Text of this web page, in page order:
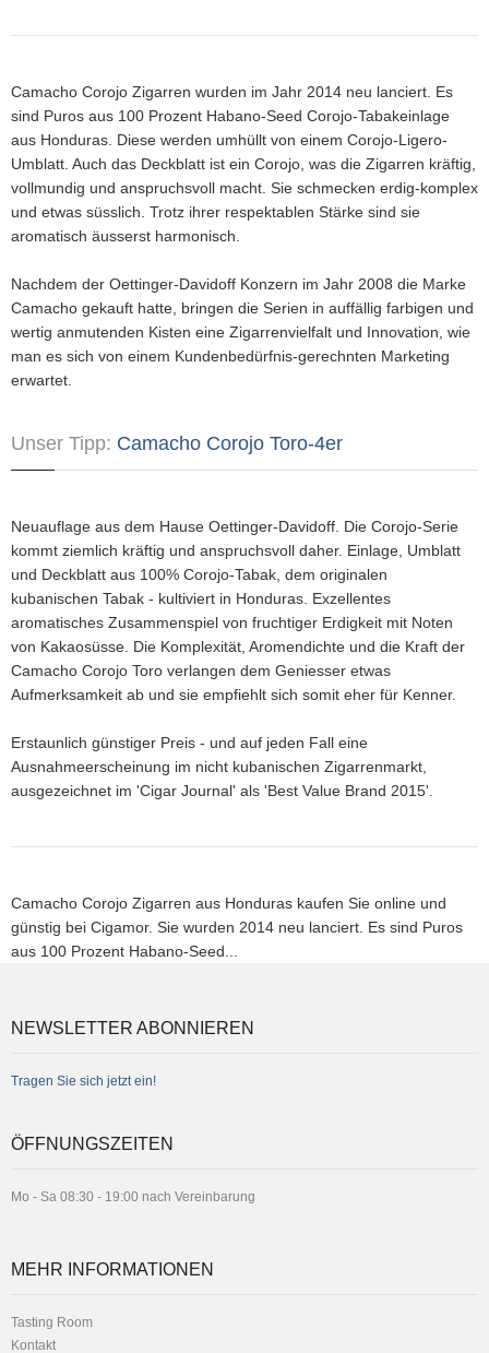
Camacho Corojo Zigarren wurden im Jahr 2014 neu lanciert. Es
sind Puros aus 100 Prozent Habano-Seed Corojo-Tabakeinlage
aus Honduras. Diese werden umhüllt von einem Corojo-Ligero-
Umblatt. Auch das Deckblatt ist ein Corojo, was die Zigarren kräftig,
vollmundig und anspruchsvoll macht. Sie schmecken erdig-komplex
und etwas süsslich. Trotz ihrer respektablen Stärke sind sie
aromatisch äusserst harmonisch.
Nachdem der Oettinger-Davidoff Konzern im Jahr 2008 die Marke
Camacho gekauft hatte, bringen die Serien in auffällig farbigen und
wertig anmutenden Kisten eine Zigarrenvielfalt und Innovation, wie
man es sich von einem Kundenbedürfnis-gerechnten Marketing
erwartet.
Unser Tipp: Camacho Corojo Toro-4er
Neuauflage aus dem Hause Oettinger-Davidoff. Die Corojo-Serie
kommt ziemlich kräftig und anspruchsvoll daher. Einlage, Umblatt
und Deckblatt aus 100% Corojo-Tabak, dem originalen
kubanischen Tabak - kultiviert in Honduras. Exzellentes
aromatisches Zusammenspiel von fruchtiger Erdigkeit mit Noten
von Kakaosüsse. Die Komplexität, Aromendichte und die Kraft der
Camacho Corojo Toro verlangen dem Geniesser etwas
Aufmerksamkeit ab und sie empfiehlt sich somit eher für Kenner.
Erstaunlich günstiger Preis - und auf jeden Fall eine
Ausnahmeerscheinung im nicht kubanischen Zigarrenmarkt,
ausgezeichnet im 'Cigar Journal' als 'Best Value Brand 2015'.
Camacho Corojo Zigarren aus Honduras kaufen Sie online und
günstig bei Cigamor. Sie wurden 2014 neu lanciert. Es sind Puros
aus 100 Prozent Habano-Seed...
NEWSLETTER ABONNIEREN
Tragen Sie sich jetzt ein!
ÖFFNUNGSZEITEN
Mo - Sa 08:30 - 19:00 nach Vereinbarung
MEHR INFORMATIONEN
Tasting Room
Kontakt